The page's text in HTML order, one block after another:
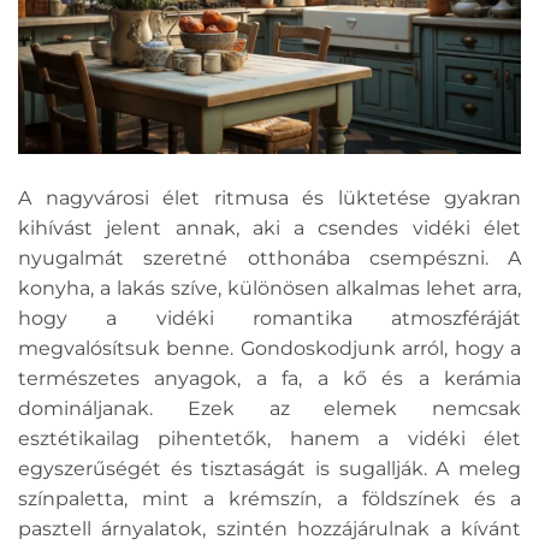
A nagyvárosi élet ritmusa és lüktetése gyakran
kihívást jelent annak, aki a csendes vidéki élet
nyugalmát szeretné otthonába csempészni. A
konyha, a lakás szíve, különösen alkalmas lehet arra,
hogy a vidéki romantika atmoszféráját
megvalósítsuk benne. Gondoskodjunk arról, hogy a
természetes anyagok, a fa, a kő és a kerámia
domináljanak. Ezek az elemek nemcsak
esztétikailag pihentetők, hanem a vidéki élet
egyszerűségét és tisztaságát is sugallják. A meleg
színpaletta, mint a krémszín, a földszínek és a
pasztell árnyalatok, szintén hozzájárulnak a kívánt